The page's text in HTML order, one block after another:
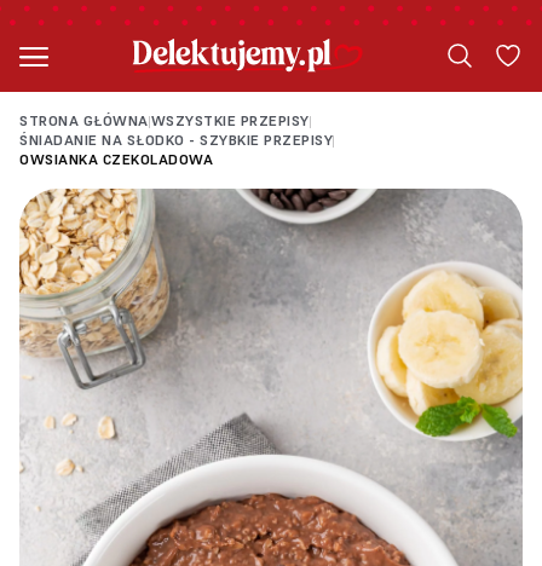
STRONA GŁÓWNA|WSZYSTKIE PRZEPISY|
ŚNIADANIE NA SŁODKO - SZYBKIE PRZEPISY|
OWSIANKA CZEKOLADOWA